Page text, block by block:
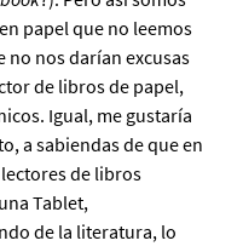
papel que no leemos
nos darían excusas
de libros de papel,
Igual, me gustaría
a sabiendas de que en
de libros
Tablet,
de la literatura, lo